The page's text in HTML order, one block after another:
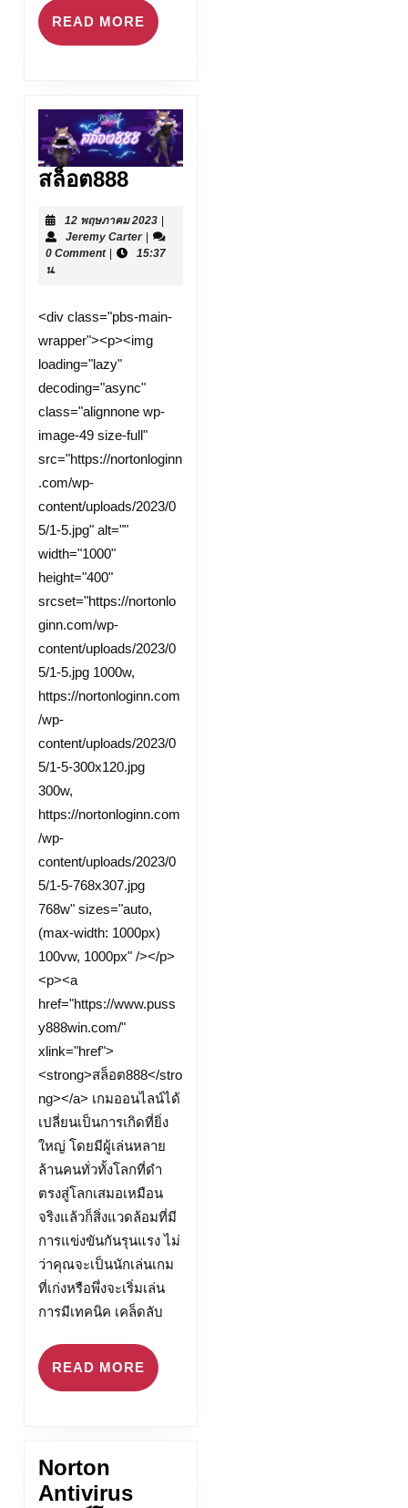
READ MORE READ
MORE
สล็อต888สล็อต888
12 พฤษภาคม 202312
พฤษภาคม
2023
Jeremy CarterJeremy
Carter
0 Comment
15:37
น.
<div class="pbs-main-
wrapper"><p><img
loading="lazy"
decoding="async"
class="alignnone wp-
image-49 size-full"
src="https://nortonloginn
.com/wp-
content/uploads/2023/0
5/1-5.jpg" alt=""
width="1000"
height="400"
srcset="https://nortonlo
ginn.com/wp-
content/uploads/2023/0
5/1-5.jpg 1000w,
https://nortonloginn.com
/wp-
content/uploads/2023/0
5/1-5-300x120.jpg
300w,
https://nortonloginn.com
/wp-
content/uploads/2023/0
5/1-5-768x307.jpg
768w" sizes="auto,
(max-width: 1000px)
100vw, 1000px" /></p>
<p><a
href="https://www.puss
y888win.com/"
xlink="href">
<strong>สล็อต888</stro
ng></a> เกมออนไลน์ได้
เปลี่ยนเป็นการเกิดที่ยิ่ง
ใหญ่ โดยมีผู้เล่นหลาย
ล้านคนทั่วทั้งโลกที่ดำ
ตรงสู่โลกเสมอเหมือน
จริงแล้วก็สิ่งแวดล้อมที่มี
การแข่งขันกันรุนแรง ไม่
ว่าคุณจะเป็นนักเล่นเกม
ที่เก่งหรือพึ่งจะเริ่มเล่น
การมีเทคนิค เคล็ดลับ
READ MORE READ
MORE
Norton
Antivirus